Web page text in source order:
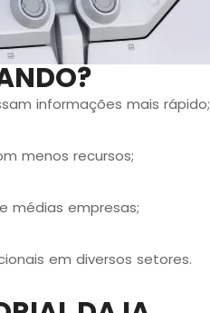
informações mais rápido;
menos recursos;
médias empresas;
em diversos setores.